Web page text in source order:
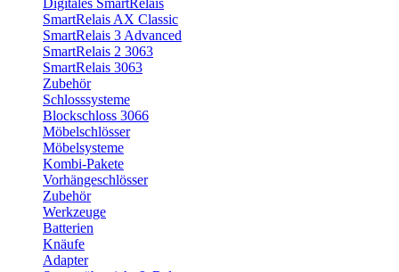
SmartRelais AX Classic
SmartRelais 3 Advanced
SmartRelais 2 3063
SmartRelais 3063
Zubehör
Schlosssysteme
Blockschloss 3066
Möbelschlösser
Möbelsysteme
Kombi-Pakete
Vorhängeschlösser
Zubehör
Werkzeuge
Batterien
Knäufe
Adapter